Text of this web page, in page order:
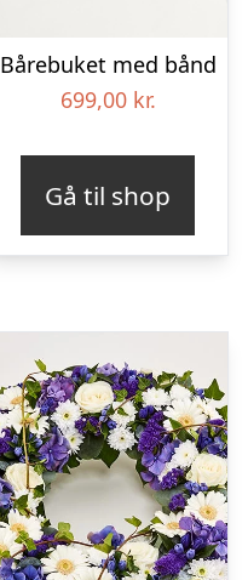
Bårebuket med bånd
699,00 kr.
Gå til shop